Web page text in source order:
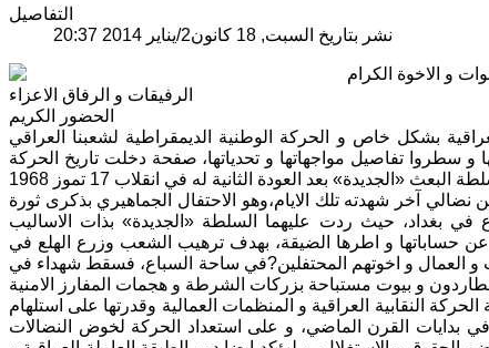
التفاصيل
نشر بتاريخ السبت, 18 كانون2/يناير 2014 20:37
و الاخوة الكرام
الرفيقات و الرفاق الاعزاء
الحضور الكريم
بشكل خاص و الحركة الوطنية الديمقراطية لشعبنا العراقي
و سطروا تفاصيل مواجهاتها و تحدياتها، صفحة دخلت تاريخ الحركة
نضالي آخر شهدته تلك الايام،وهو الاحتفال الجماهيري بذكرى ثورة
في بغداد، حيث ردت عليهما السلطة «الجديدة» بذات الاساليب
حساباتها و اطرها الضيقة، بهدف ترهيب الشعب وزرع الهلع في
و العمال و اخوتهم المحتفلين?في ساحة السباع، فسقط شهداء في
في 5 تشرين الثاني 1968 ليؤكد قوة و عزيمة الحركة النقابية العراقية و المنظمات العمالية وقدرتها على استلهام
بدايات القرن الماضي، و على استعداد الحركة لخوض النضالات